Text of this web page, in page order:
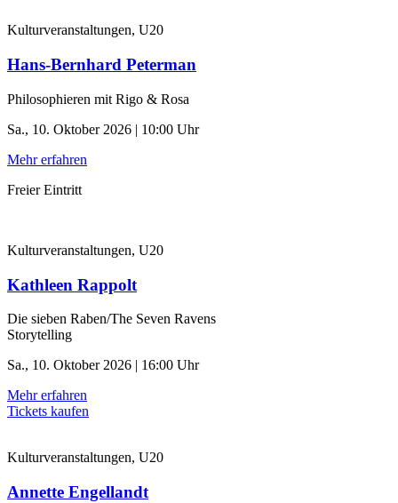
Kulturveranstaltungen, U20
Hans-Bernhard Peterman
Philosophieren mit Rigo & Rosa
Sa., 10. Oktober 2026 | 10:00 Uhr
Mehr erfahren
Freier Eintritt
Kulturveranstaltungen, U20
Kathleen Rappolt
Die sieben Raben/The Seven Ravens
Storytelling
Sa., 10. Oktober 2026 | 16:00 Uhr
Mehr erfahren
Tickets kaufen
Kulturveranstaltungen, U20
Annette Engellandt